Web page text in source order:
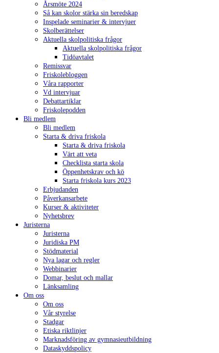
Årsmöte 2024
Så kan skolor stärka sin beredskap
Inspelade seminarier & intervjuer
Skolberättelser
Aktuella skolpolitiska frågor
Aktuella skolpolitiska frågor
Tidöavtalet
Remissvar
Friskolebloggen
Våra rapporter
Vd intervjuar
Debattartiklar
Friskolepodden
Bli medlem
Bli medlem
Starta & driva friskola
Starta & driva friskola
Värt att veta
Checklista starta skola
Öppenhetskrav och kö
Starta friskola kurs 2023
Erbjudanden
Påverkansarbete
Kurser & aktiviteter
Nyhetsbrev
Juristerna
Juristerna
Juridiska PM
Stödmaterial
Nya lagar och regler
Webbinarier
Domar, beslut och mallar
Länksamling
Om oss
Om oss
Vår styrelse
Stadgar
Etiska riktlinjer
Marknadsföring av gymnasieutbildning
Dataskyddspolicy